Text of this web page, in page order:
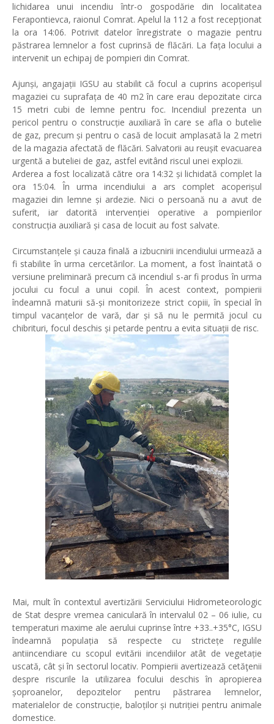
lichidarea unui incendiu într-o gospodărie din localitatea
Ferapontievca, raionul Comrat. Apelul la 112 a fost recepționat
la ora 14:06. Potrivit datelor înregistrate o magazie pentru
păstrarea lemnelor a fost cuprinsă de flăcări. La fața locului a
intervenit un echipaj de pompieri din Comrat.
Ajunși, angajații IGSU au stabilit că focul a cuprins acoperișul
magaziei cu suprafața de 40 m2 în care erau depozitate circa
15 metri cubi de lemne pentru foc. Incendiul prezenta un
pericol pentru o construcție auxiliară în care se afla o butelie
de gaz, precum și pentru o casă de locuit amplasată la 2 metri
de la magazia afectată de flăcări. Salvatorii au reușit evacuarea
urgentă a buteliei de gaz, astfel evitând riscul unei explozii.
Arderea a fost localizată către ora 14:32 și lichidată complet la
ora 15:04. În urma incendiului a ars complet acoperișul
magaziei din lemne și ardezie. Nici o persoană nu a avut de
suferit, iar datorită intervenției operative a pompierilor
construcția auxiliară și casa de locuit au fost salvate.
Circumstanțele și cauza finală a izbucnirii incendiului urmează a
fi stabilite în urma cercetărilor. La moment, a fost înaintată o
versiune preliminară precum că incendiul s-ar fi produs în urma
jocului cu focul a unui copil. În acest context, pompierii
îndeamnă maturii să-și monitorizeze strict copiii, în special în
timpul vacanțelor de vară, dar și să nu le permită jocul cu
chibrituri, focul deschis și petarde pentru a evita situații de risc.
Mai, mult în contextul avertizării Serviciului Hidrometeorologic
de Stat despre vremea caniculară în intervalul 02 – 06 iulie, cu
temperaturi maxime ale aerului cuprinse între +33..+35°C, IGSU
îndeamnă populația să respecte cu strictețe regulile
antiincendiare cu scopul evitării incendiilor atât de vegetație
uscată, cât și în sectorul locativ. Pompierii avertizează cetăţenii
despre riscurile la utilizarea focului deschis în apropierea
șoproanelor, depozitelor pentru păstrarea lemnelor,
materialelor de construcție, baloților și nutriției pentru animale
domestice.